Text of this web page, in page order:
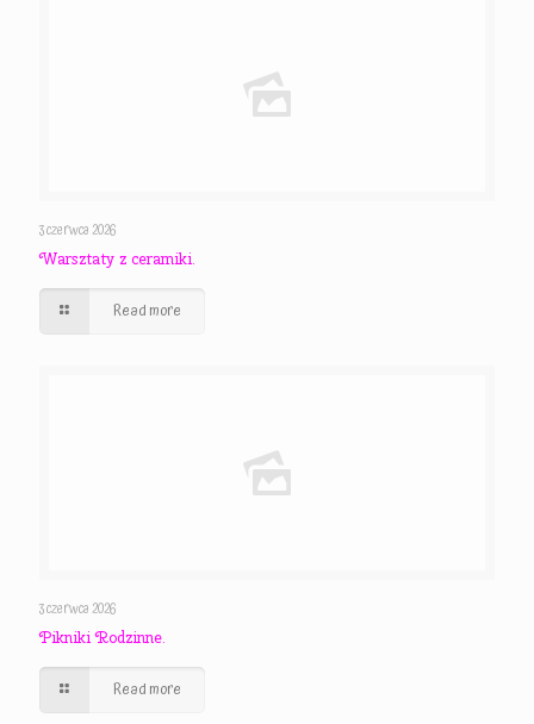
3 czerwca 2026
Warsztaty z ceramiki.
Read more
3 czerwca 2026
Pikniki Rodzinne.
Read more